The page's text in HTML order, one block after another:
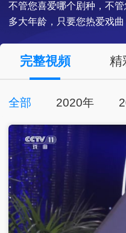
不管您喜爱哪个剧种，不
多大年龄，只要您热爱戏
央視影音
點擊下載
完整視頻 精
全部 2020年